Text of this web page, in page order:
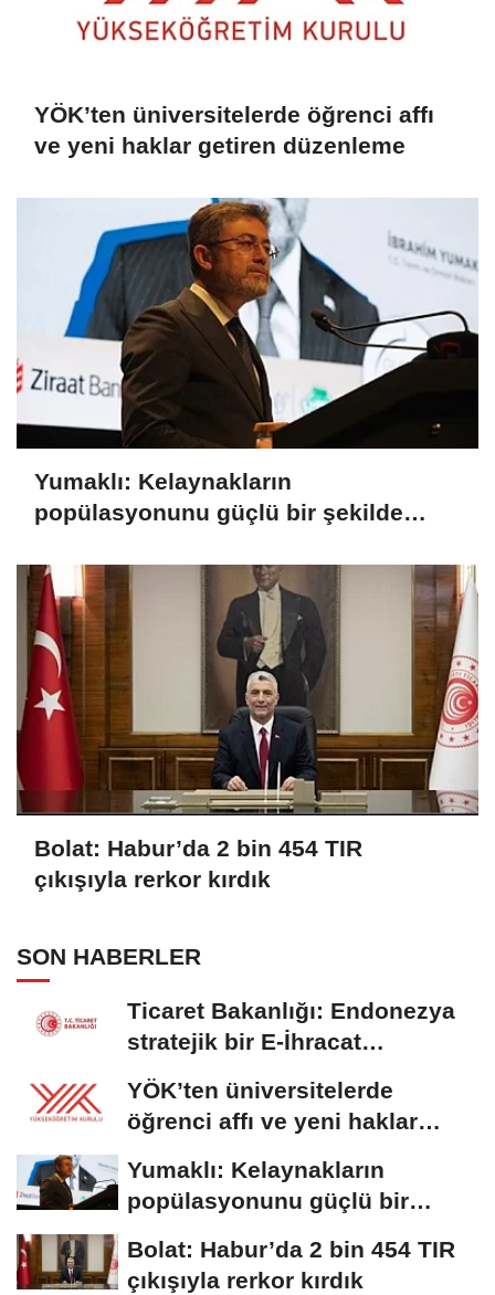
YÖK’ten üniversitelerde öğrenci affı
ve yeni haklar getiren düzenleme
Yumaklı: Kelaynakların
popülasyonunu güçlü bir şekilde
Bolat: Habur’da 2 bin 454 TIR
çıkışıyla rerkor kırdık
SON HABERLER
Ticaret Bakanlığı: Endonezya
stratejik bir E-İhracat
destinasyonu
YÖK’ten üniversitelerde
öğrenci affı ve yeni haklar
Yumaklı: Kelaynakların
popülasyonunu güçlü bir
Bolat: Habur’da 2 bin 454 TIR
çıkışıyla rerkor kırdık